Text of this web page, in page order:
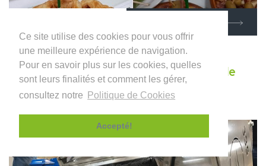
Ce site utilise des cookies pour vous offrir
une meilleure expérience de navigation.
Pour en savoir plus sur les cookies, quelles
sont leurs finalités et comment les gérer,
consultez notre
Politique de Cookies
Accepté!
INDUFLOOR investit dans une nouvelle
fraiseuse
octobre 2020